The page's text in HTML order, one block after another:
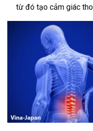
từ đó tạo cảm giác